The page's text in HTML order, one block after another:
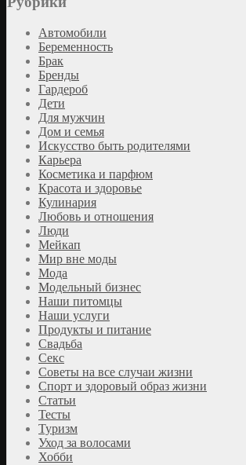
Автомобили
Беременность
Брак
Бренды
Гардероб
Дети
Для мужчин
Дом и семья
Искусство быть родителями
Карьера
Косметика и парфюм
Красота и здоровье
Кулинария
Любовь и отношения
Люди
Мейкап
Мир вне моды
Мода
Модельный бизнес
Наши питомцы
Наши услуги
Продукты и питание
Свадьба
Секс
Советы на все случаи жизни
Спорт и здоровый образ жизни
Статьи
Тесты
Туризм
Уход за волосами
Хобби